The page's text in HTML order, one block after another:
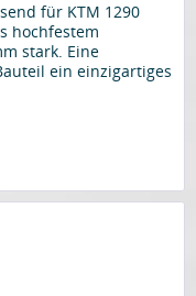
für KTM 1290
hochfestem
stark. Eine
ein einzigartiges